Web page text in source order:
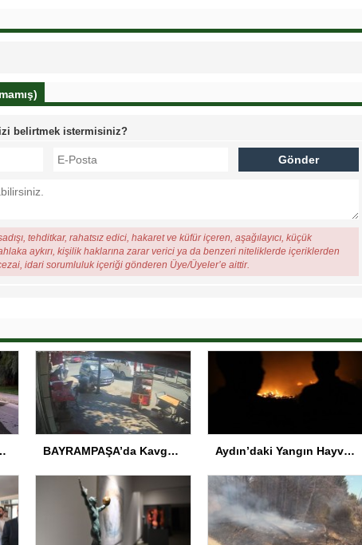
belirtmek istermisiniz?
tehditkar, rahatsız edici, hakaret ve küfür içeren, aşağılayıcı, küçük
aykırı, kişilik haklarına zarar verici ya da benzeri niteliklerde içeriklerden
idari sorumluluk içeriği gönderen Üye/Üyeler’e aittir.
Yaralandı BAYRAMPAŞA’da Kavga: Bir Kişi Hayatını Kaybetti Aydın’daki Yangın Hayvan Tahliyesine Sebep Oldu